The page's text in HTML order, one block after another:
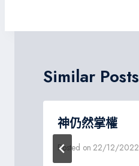
Similar Posts
神仍然掌權
Posted on 22/12/2022